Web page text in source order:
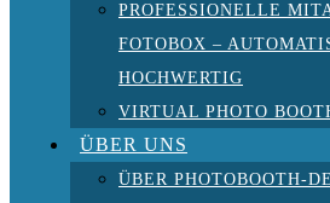
PROFESSIONELLE
FOTOBOX –
HOCHWERTIG
VIRTUAL PHOTO
ÜBER UNS
ÜBER PHOTOBOOTH-